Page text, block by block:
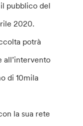
pubblico del
2020.
potrà
all’intervento
di 10mila
la sua rete